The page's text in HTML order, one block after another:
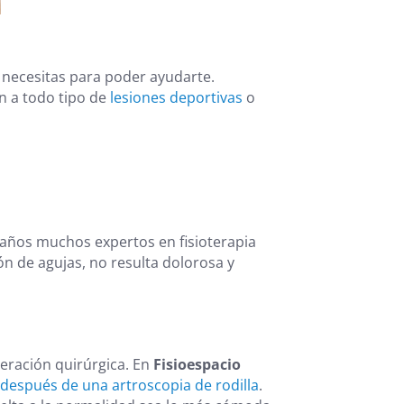
para poder ayudarte.
a todo tipo de lesiones deportivas o
muchos expertos en fisioterapia
de agujas, no resulta dolorosa y
quirúrgica. En Fisioespacio
de una artroscopia de rodilla.